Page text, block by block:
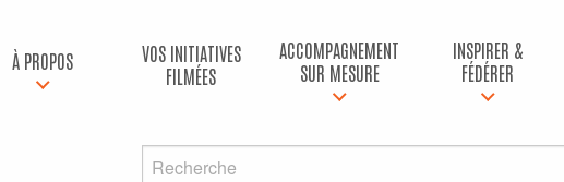
À PROPOS
VOS INITIATIVES
FILMÉES
ACCOMPAGNEMENT
SUR MESURE
INSPIRER &
FÉDÉRER